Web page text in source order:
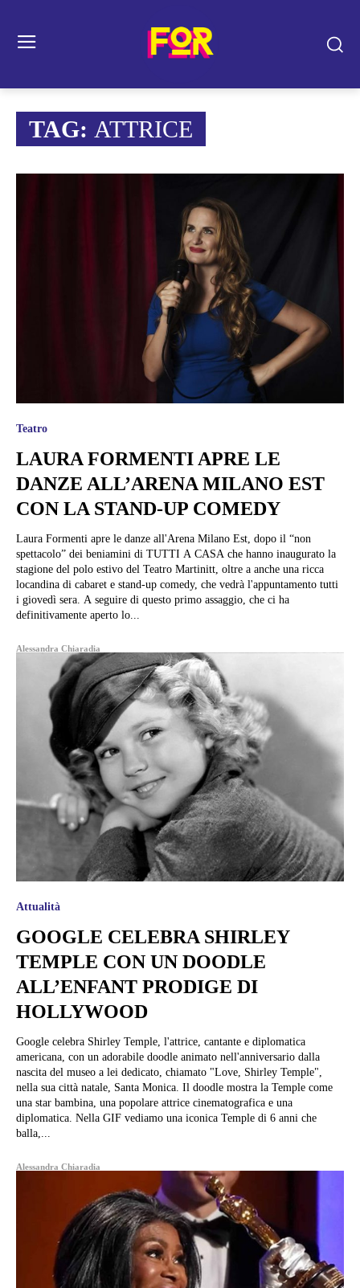
TAG: ATTRICE
Teatro
LAURA FORMENTI APRE LE
DANZE ALL’ARENA MILANO EST
CON LA STAND-UP COMEDY
Laura Formenti apre le danze all'Arena Milano Est, dopo il “non
spettacolo” dei beniamini di TUTTI A CASA che hanno inaugurato la
stagione del polo estivo del Teatro Martinitt, oltre a anche una ricca
locandina di cabaret e stand-up comedy, che vedrà l'appuntamento tutti
i giovedì sera. A seguire di questo primo assaggio, che ci ha
definitivamente aperto lo...
Alessandra Chiaradia
Attualità
GOOGLE CELEBRA SHIRLEY
TEMPLE CON UN DOODLE
ALL’ENFANT PRODIGE DI
HOLLYWOOD
Google celebra Shirley Temple, l'attrice, cantante e diplomatica
americana, con un adorabile doodle animato nell'anniversario dalla
nascita del museo a lei dedicato, chiamato "Love, Shirley Temple",
nella sua città natale, Santa Monica. Il doodle mostra la Temple come
una star bambina, una popolare attrice cinematografica e una
diplomatica. Nella GIF vediamo una iconica Temple di 6 anni che
balla,...
Alessandra Chiaradia